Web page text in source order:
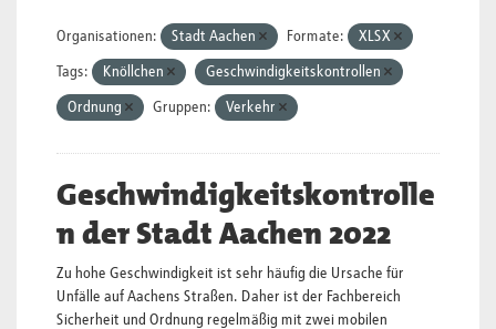
Organisationen: Stadt Aachen Formate: XLSX
Tags: Knöllchen Geschwindigkeitskontrollen
Ordnung Gruppen: Verkehr
Geschwindigkeitskontrolle
n der Stadt Aachen 2022
Zu hohe Geschwindigkeit ist sehr häufig die Ursache für
Unfälle auf Aachens Straßen. Daher ist der Fachbereich
Sicherheit und Ordnung regelmäßig mit zwei mobilen